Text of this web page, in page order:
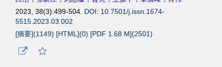
2023, 38(3):499-504. DOI: 10.7501/j.issn.1674-
5515.2023.03.002
[摘要](1149) [HTML](0) [PDF 1.68 M](2501)